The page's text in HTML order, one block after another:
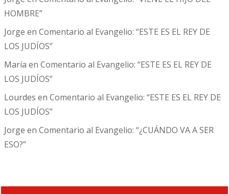
HOMBRE”
Jorge en Comentario al Evangelio: “ESTE ES EL REY DE
LOS JUDÍOS”
María en Comentario al Evangelio: “ESTE ES EL REY DE
LOS JUDÍOS”
Lourdes en Comentario al Evangelio: “ESTE ES EL REY DE
LOS JUDÍOS”
Jorge en Comentario al Evangelio: “¿CUÁNDO VA A SER
ESO?”